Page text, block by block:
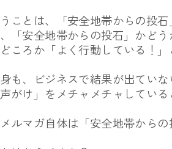
ことは、「安全地帯からの投石」
「安全地帯からの投石」かどう
ころか「よく行動している！」
も、ビジネスで結果が出てい
がけ」 をメチャメチャしている
ルマガ自体は「安全地帯からの